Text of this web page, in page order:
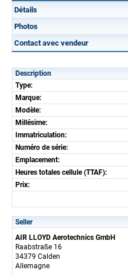
Détails
Photos
Contact avec vendeur
Description
Type:
Marque:
Modèle:
Millésime:
Immatriculation:
Numéro de série:
Emplacement:
Heures totales cellule (TTAF):
Prix:
Seller
AIR LLOYD Aerotechnics GmbH
Raabstraße 16
34379 Calden
Allemagne